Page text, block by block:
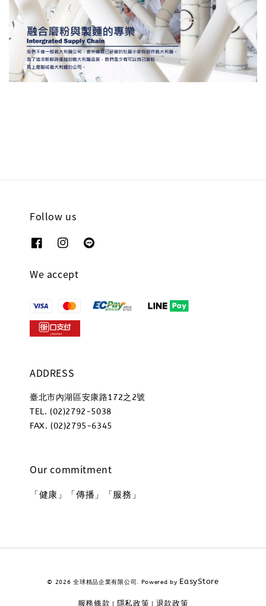
Follow us
We accept
ADDRESS
臺北市內湖區安康路172之2號
TEL. (02)2792-5038
FAX. (02)2795-6345
Our commitment
「健康」「傳播」「服務」
© 2026 全球精品企業有限公司. Powered by EasyStore
服務條款 隱私政策 退款政策